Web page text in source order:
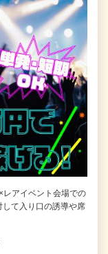
レアイベント会場での
て入り口の誘導や席